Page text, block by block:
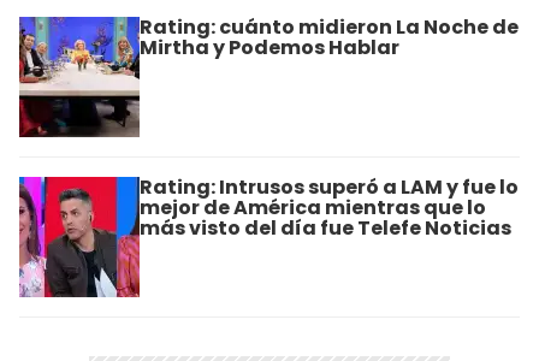
Rating: cuánto midieron La Noche de
Mirtha y Podemos Hablar
Rating: Intrusos superó a LAM y fue lo
mejor de América mientras que lo
más visto del día fue Telefe Noticias